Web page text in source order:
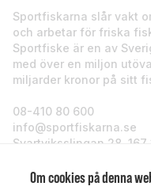
Om cookies på denna
Sportfiskarna slår vakt
och arbetar för friska
Sportfiske är en av
med över en miljon
miljarder kronor på sitt
08-410 80 600
info@sportfiskarna.se
Svartviksslingan 28, 167
Sportfiskarna